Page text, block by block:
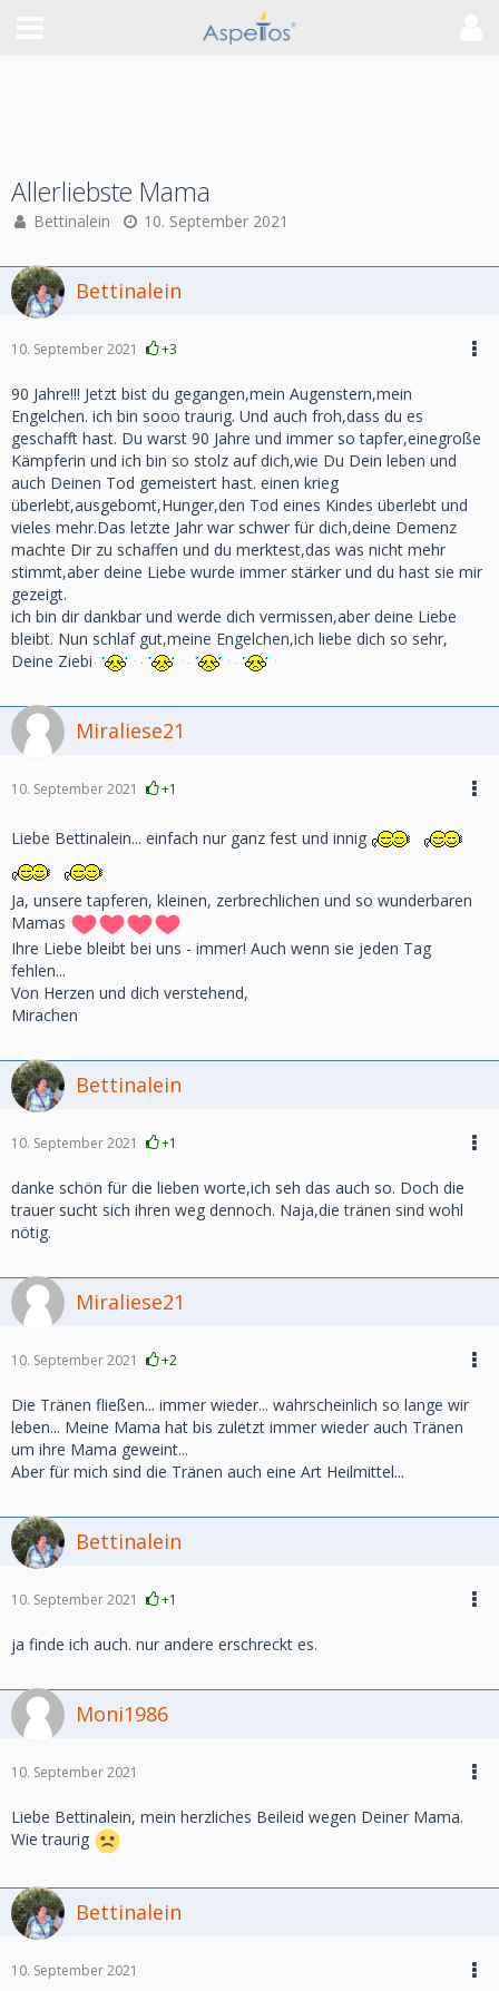
Allerliebste Mama
Bettinalein 10. September 2021
Bettinalein
10. September 2021 +3
90 Jahre!!! Jetzt bist du gegangen,mein Augenstern,mein
Engelchen. ich bin sooo traurig. Und auch froh,dass du es
geschafft hast. Du warst 90 Jahre und immer so tapfer,einegroße
Kämpferin und ich bin so stolz auf dich,wie Du Dein leben und
auch Deinen Tod gemeistert hast. einen krieg
überlebt,ausgebomt,Hunger,den Tod eines Kindes überlebt und
vieles mehr.Das letzte Jahr war schwer für dich,deine Demenz
machte Dir zu schaffen und du merktest,das was nicht mehr
stimmt,aber deine Liebe wurde immer stärker und du hast sie mir
gezeigt.
ich bin dir dankbar und werde dich vermissen,aber deine Liebe
bleibt. Nun schlaf gut,meine Engelchen,ich liebe dich so sehr,
Deine Ziebi
Miraliese21
10. September 2021 +1
Liebe Bettinalein... einfach nur ganz fest und innig
Ja, unsere tapferen, kleinen, zerbrechlichen und so wunderbaren
Mamas
Ihre Liebe bleibt bei uns - immer! Auch wenn sie jeden Tag
fehlen...
Von Herzen und dich verstehend,
Mirachen
Bettinalein
10. September 2021 +1
danke schön für die lieben worte,ich seh das auch so. Doch die
trauer sucht sich ihren weg dennoch. Naja,die tränen sind wohl
nötig.
Miraliese21
10. September 2021 +2
Die Tränen fließen... immer wieder... wahrscheinlich so lange wir
leben... Meine Mama hat bis zuletzt immer wieder auch Tränen
um ihre Mama geweint...
Aber für mich sind die Tränen auch eine Art Heilmittel...
Bettinalein
10. September 2021 +1
ja finde ich auch. nur andere erschreckt es.
Moni1986
10. September 2021
Liebe Bettinalein, mein herzliches Beileid wegen Deiner Mama.
Wie traurig
Bettinalein
10. September 2021